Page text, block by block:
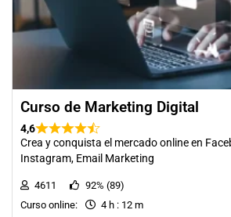
Curso de Marketing Digital
4,6
Crea y conquista el mercado online en
Instagram, Email Marketing
4611
92% (89)
Curso online:
4 h : 12 m